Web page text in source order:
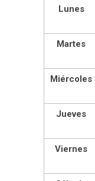
Lunes
Martes
Miércoles
Jueves
Viernes